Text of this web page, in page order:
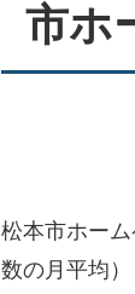
市ホ
松本市ホー
数の月平均）